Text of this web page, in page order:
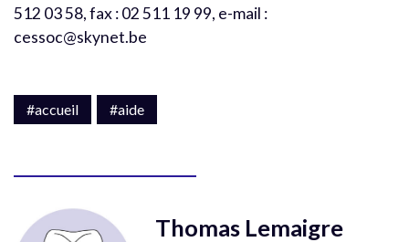
512 03 58, fax : 02 511 19 99, e-mail :
cessoc@skynet.be
#accueil #aide
Thomas Lemaigre